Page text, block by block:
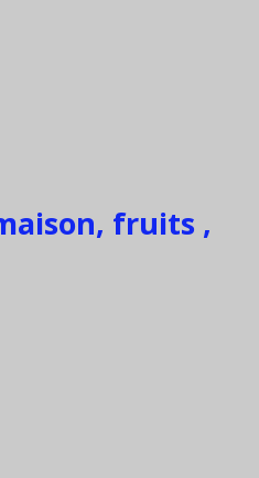
fruits ,